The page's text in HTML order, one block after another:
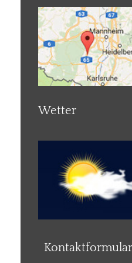
Wetter
Kontaktformular